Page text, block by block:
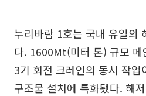
누리바람 1호는 국내 유일의
다. 1600Mt(미터 톤) 규모 메
3기 회전 크레인의 동시 작
구조물 설치에 특화됐다. 해